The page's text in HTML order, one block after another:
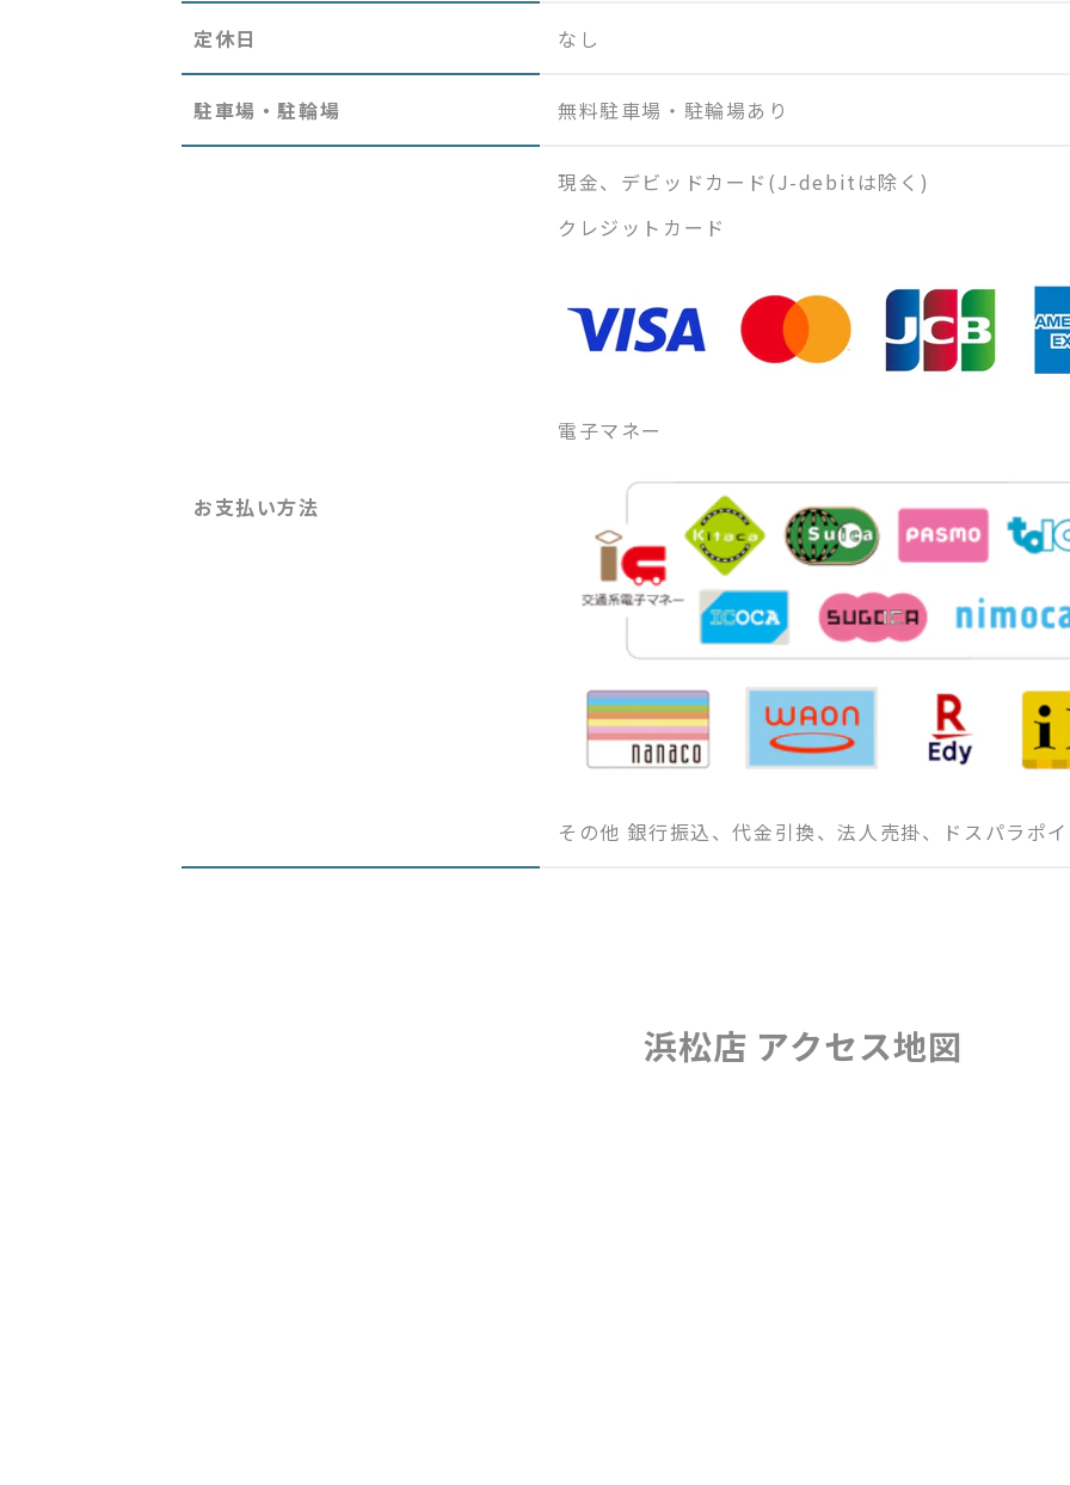
定休日 なし
駐車場・駐輪場 無料駐車場・駐輪場あり
お支払い方法
現金、デビッドカード(J-debitは除く)
クレジットカード
電子マネー
その他 銀行振込、代金引換、法人売掛、ドスパラポ
浜松店 アクセス地図